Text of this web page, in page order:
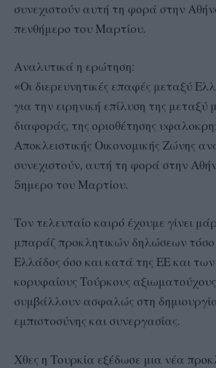
συνεχιστούν αυτή τη φορά στην
πενθήμερο του Μαρτίου.
Αναλυτικά η ερώτηση:
«Οι διερευνητικές επαφές μεταξύ
για την ειρηνική επίλυση της μεταξύ
διαφοράς, της οριοθέτησης
Αποκλειστικής Οικονομικής Ζώνης
συνεχιστούν, αυτή τη φορά στην
5ημερο του Μαρτίου.
Τον τελευταίο καιρό έχουμε γίνει
μπαράζ προκλητικών δηλώσεων
Ελλάδος όσο και κατά της ΕΕ και
κορυφαίους Τούρκους
συμβάλλουν ασφαλώς στη
εμπιστοσύνης και συνεργασίας.
Χθες η Τουρκία εξέδωσε μια νέα